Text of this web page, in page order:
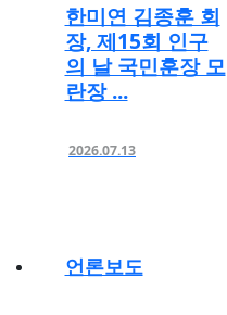
한미연 김종훈 회
장, 제15회 인구
의 날 국민훈장 모
란장 ...
2026.07.13
언론보도